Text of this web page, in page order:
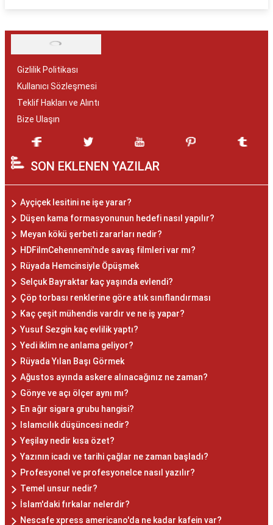
Gizlilik Politikası
Kullanıcı Sözleşmesi
Teklif Hakları ve Alıntı
Bize Ulaşın
SON EKLENEN YAZILAR
Ayçiçek lesitini ne işe yarar?
Düşen kama formasyonunun hedefi nasıl yapılır?
Meyan kökü şerbeti zararları nedir?
HDFilmCehennemi'nde savaş filmleri var mı?
Rüyada Hemcinsiyle Öpüşmek
Selçuk Bayraktar kaç yaşında evlendi?
Çöp torbası renklerine göre atık sınıflandırması
Kaç çeşit mühendis vardır ve ne iş yapar?
Yusuf Sezgin kaç evlilik yaptı?
Yedi iklim ne anlama geliyor?
Rüyada Yılan Başı Görmek
Ağustos ayında askere alınacağınız ne zaman?
Gönye ve açı ölçer aynı mı?
En ağır sigara grubu hangisi?
Islamcılık düşüncesi nedir?
Yeşilay nedir kısa özet?
Yazının icadı ve tarihi çağlar ne zaman başladı?
Profesyonel ve profesyonelce nasıl yazılır?
Temel unsur nedir?
İslam'daki fırkalar nelerdir?
Nescafe xpress americano'da ne kadar kafein var?